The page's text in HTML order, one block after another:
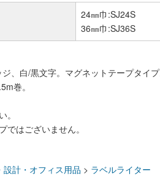
24㎜巾:SJ24S
36㎜巾:SJ36S
、白/黒文字。マグネットテープタイプ
巻。
。
ではございません。
設計・オフィス用品 > ラベルライター